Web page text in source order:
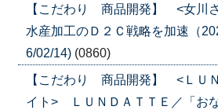
【こだわり 商品開発】 <女川
水産加工のＤ２Ｃ戦略を加速（
6/02/14) (0860)
【こだわり 商品開発】 <ＬＵ
イト> ＬＵＮＤＡＴＴＥ／「お